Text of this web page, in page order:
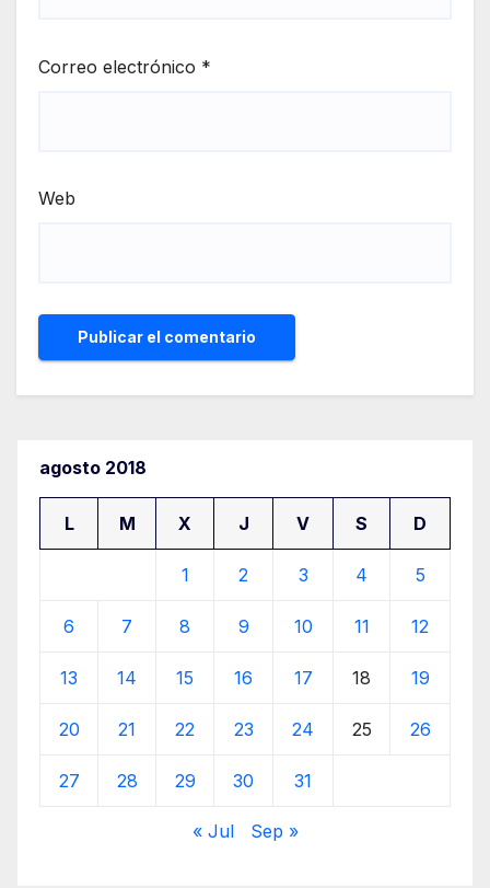
Correo electrónico *
Web
agosto 2018
L M X J V S D
1 2 3 4 5
6 7 8 9 10 11 12
13 14 15 16 17 18 19
20 21 22 23 24 25 26
27 28 29 30 31
« Jul Sep »